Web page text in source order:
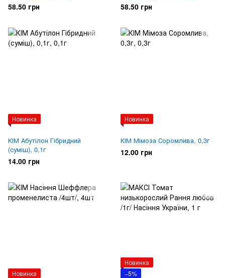
58.50 грн 58.50 грн
Новинка
КІМ Абутілон Гібридний
(суміш), 0,1г
14.00 грн
Новинка
КІМ Мімоза Соромлива, 0,3г
12.00 грн
Новинка
Новинка
−5%